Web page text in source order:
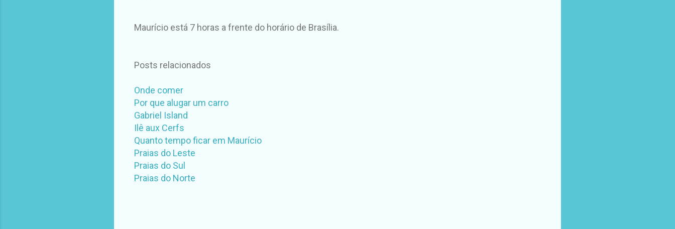
Maurício está 7 horas a frente do horário de Brasília.
Posts relacionados
Onde comer
Por que alugar um carro
Gabriel Island
Ilê aux Cerfs
Quanto tempo ficar em Maurício
Praias do Leste
Praias do Sul
Praias do Norte